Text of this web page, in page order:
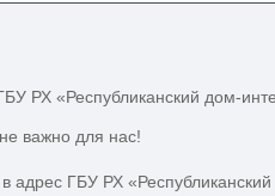
РХ «Республиканский дом-
важно для нас!
ГБУ РХ